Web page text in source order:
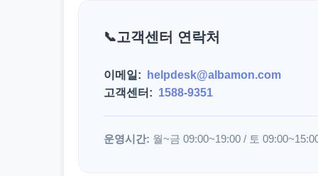
고객센터 연락처
이메일:
helpdesk@albamon.com
고객센터: 1588-9351
운영시간: 월~금 09:00~19:00 / 토